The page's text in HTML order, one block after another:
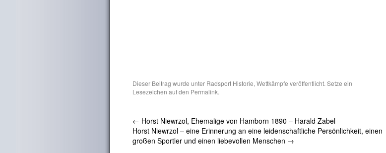
Dieser Beitrag wurde unter Radsport Historie, Wettkämpfe veröffentlicht. Setze ein
Lesezeichen auf den Permalink.
← Horst Niewrzol, Ehemalige von Hamborn 1890 – Harald Zabel
Horst Niewrzol – eine Erinnerung an eine leidenschaftliche Persönlichkeit, einen
großen Sportler und einen liebevollen Menschen →